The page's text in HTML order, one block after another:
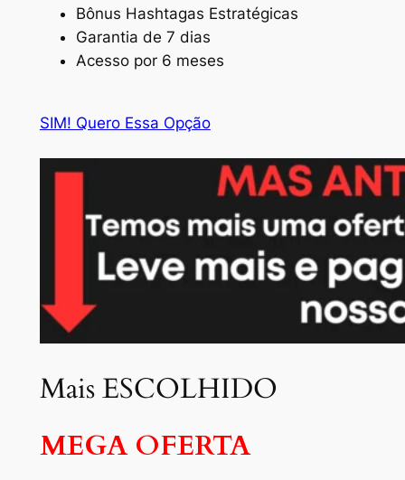
Bônus Hashtagas Estratégicas
Garantia de 7 dias
Acesso por 6 meses
SIM! Quero Essa Opção
Mais ESCOLHIDO
MEGA OFERTA